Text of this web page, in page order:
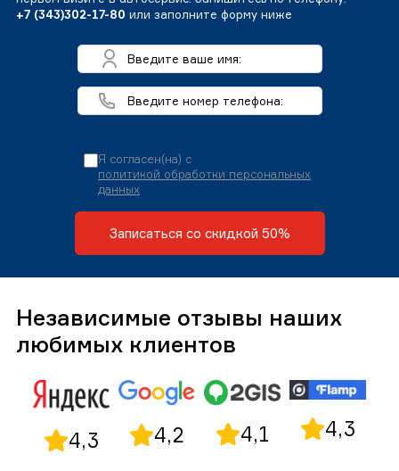
+7 (343)302-17-80 или заполните форму ниже
Я согласен(на) с
политикой обработки персональных
данных
Записаться со скидкой 50%
Независимые отзывы наших
любимых клиентов
4,3 4,2 4,1 4,3